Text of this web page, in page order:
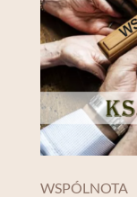
WSPÓLNOTA